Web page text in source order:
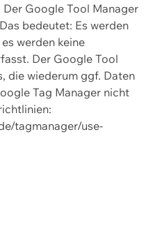
Google Tool Manager
bedeutet: Es werden
werden keine
Der Google Tool
die wiederum ggf. Daten
Tag Manager nicht
tagmanager/use-